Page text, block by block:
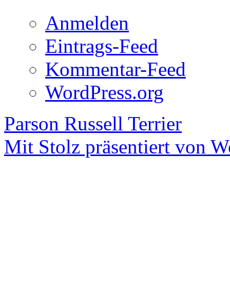
Anmelden
Eintrags-Feed
Kommentar-Feed
WordPress.org
Parson Russell Terrier
Mit Stolz präsentiert von